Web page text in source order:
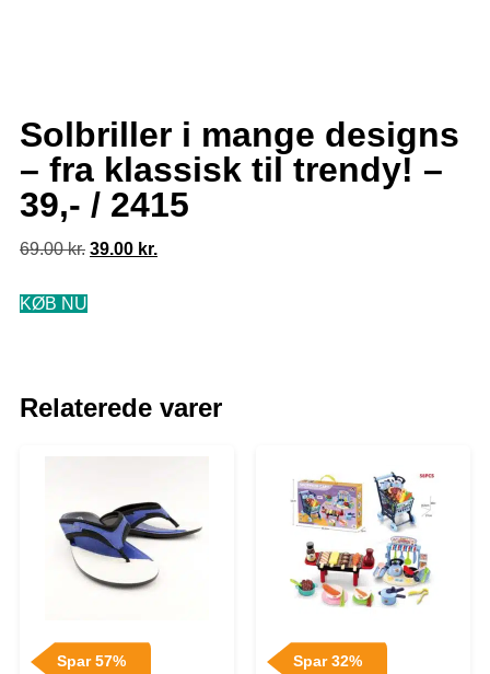
Solbriller i mange designs
– fra klassisk til trendy! –
39,- / 2415
69.00kr. 39.00 kr.
KØB NU
Relaterede varer
Spar 57% Spar 32%